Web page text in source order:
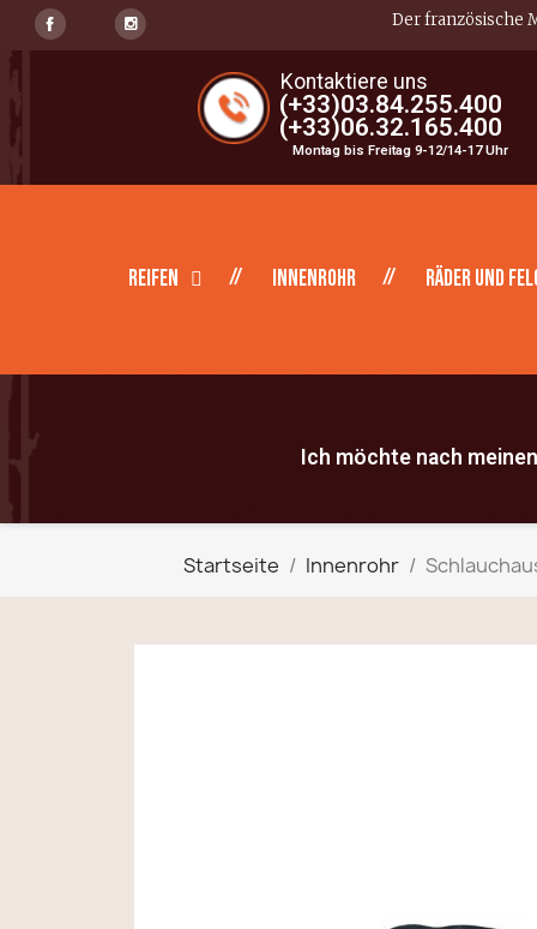
Der französische
Kontaktiere uns
(+33)03.84.255.400
(+33)06.32.165.400
Montag bis Freitag 9-12/14-17 Uhr
Reifen Innenrohr Räder und
Ich möchte nach
Startseite Innenrohr